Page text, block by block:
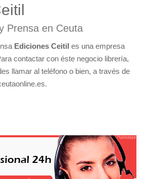
Prensa en Ceuta
Ediciones Ceitil es una empresa
contactar con éste negocio librería,
llamar al teléfono o bien, a través de